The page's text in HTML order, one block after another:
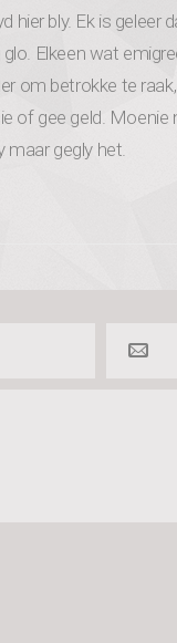
hier bly. Ek is geleer
glo. Elkeen wat
om betrokke te raak,
of gee geld.
maar gegly het.